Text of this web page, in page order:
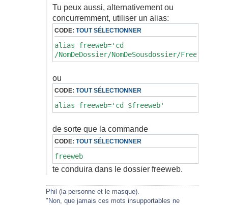
Tu peux aussi, alternativement ou
concurremment, utiliser un alias:
CODE: TOUT SÉLECTIONNER
alias freeweb='cd
/NomDeDossier/NomDeSousdossier/FreeShare/
ou
CODE: TOUT SÉLECTIONNER
alias freeweb='cd $freeweb'
de sorte que la commande
CODE: TOUT SÉLECTIONNER
freeweb
te conduira dans le dossier freeweb.
Phil (la personne et le masque).
"Non, que jamais ces mots insupportables ne